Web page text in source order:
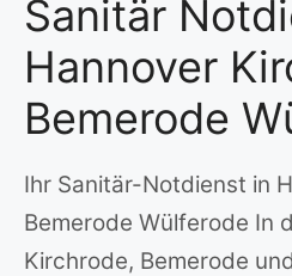
Sanitär
Hannover
Bemerode
Ihr Sanitär-Notdienst in
Bemerode Wülferode In
Kirchrode, Bemerode